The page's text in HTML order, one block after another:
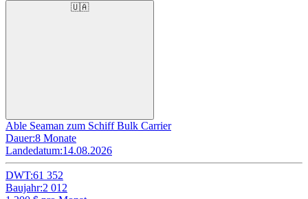
🇺🇦
Able Seaman zum Schiff Bulk Carrier
Dauer:8 Monate
Landedatum:14.08.2026
DWT:61 352
Baujahr:2 012